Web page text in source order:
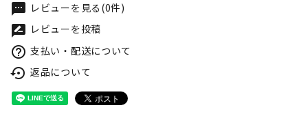
textsms レビューを見る(0件)
rate_review レビューを投稿
help_outline 支払い・配送について
settings_backup_restore 返品について